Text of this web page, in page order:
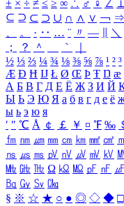
± × ÷ ≠ ≤ ≥ ∞ ∴ ♂ ♀ ∠ ⊥
⊆ ⊇ ⊂ ⊃ ∪ ∩ ∧ ∨ ￢ ⇒
、
。 · ‥ … ¨ 〃 ― ＼
；
？ ＾ ｀
½ ⅓ ⅔ ¼ ¾ ⅛ ⅜ ⅝ ⅞ ¹ ² ³
Æ Ð Ħ Ĳ Ł Ø Œ Þ Ŧ Ŋ æ
А Б В Г Д Е Ё Ж З И Й
Ы Ь Э Ю Я а б в г д е ё
ы ь э ю я
′ ″ ℃ Å ￠ ￡ ￥ ¤ ℉ ‰
㎙ ㎚ ㎛ ㎜ ㎝ ㎞ ㎟ ㎠
㎱ ㎲ ㎳ ㎴ ㎵ ㎶ ㎷ ㎸
㎒ ㎓ ㎔ Ω ㏀ ㏁ ㎊ ㎋ ㎌
㏃ ㏉ ㏜ ㏆
§ ※ ☆ ★ ○ ● ◎ ◇ ◆ □